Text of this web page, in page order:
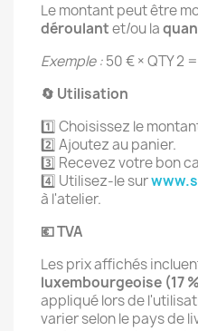
Le montant peut être
déroulantet/ou la
Exemple :50 € × QTY 2
🔄 Utilisation
1️⃣ Choisissez le
2️⃣ Ajoutez au panier.
3️⃣ Recevez votre bon
4️⃣ Utilisez-le sur
à l'atelier.
💶 TVA
Les prix affichés
luxembourgeoise (17
appliqué lors de
varier selon le pays de